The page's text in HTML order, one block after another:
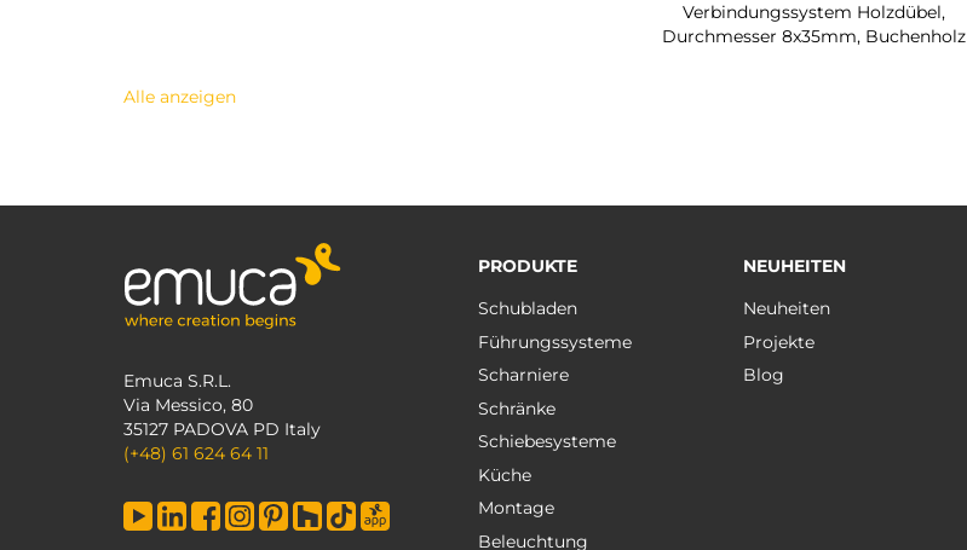
Verbindungssystem Holzdübel,
Durchmesser 8x35mm, Buchenholz
Alle anzeigen
Emuca S.R.L.
Via Messico, 80
35127 PADOVA PD Italy
(+48) 61 624 64 11
PRODUKTE
Schubladen
Führungssysteme
Scharniere
Schränke
Schiebesysteme
Küche
Montage
Beleuchtung
NEUHEITEN
Neuheiten
Projekte
Blog